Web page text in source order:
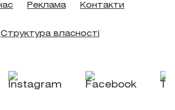
Реклама Контакти
Структура власності